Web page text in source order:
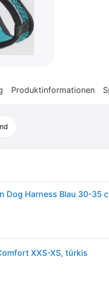
Produktinformationen
Dog Harness Blau 30-35
XXS-XS, türkis